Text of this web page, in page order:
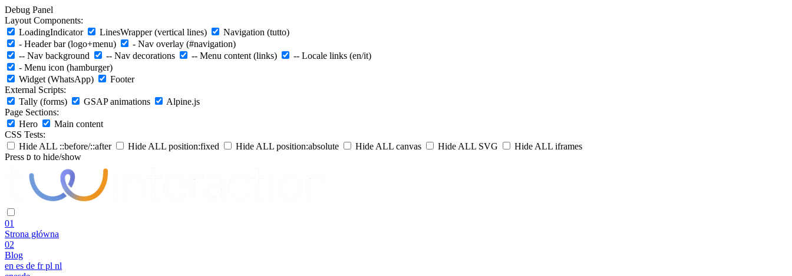
Debug Panel
Layout Components:
LoadingIndicator
LinesWrapper (vertical lines)
Navigation (tutto)
- Header bar (logo+menu)
- Nav overlay (#navigation)
-- Nav background
-- Nav decorations -- Menu content (links)
-- Locale links (en/it)
- Menu icon (hamburger)
Widget (WhatsApp)
Footer
External Scripts:
Tally (forms)
GSAP animations
Alpine.js
Page Sections:
Hero
Main content
CSS Tests:
Hide ALL ::before/::after
Hide ALL position:fixed Hide ALL position:absolute Hide ALL canvas Hide ALL SVG
Hide ALL iframes
Press D to hide/show
01
Strona główna
02
Blog
en es de fr pl nl